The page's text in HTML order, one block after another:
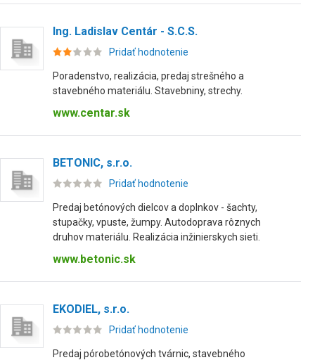
Ing. Ladislav Centár - S.C.S.
Pridať hodnotenie
Poradenstvo, realizácia, predaj strešného a
stavebného materiálu. Stavebniny, strechy.
www.centar.sk
BETONIC, s.r.o.
Pridať hodnotenie
Predaj betónových dielcov a doplnkov - šachty,
stupačky, vpuste, žumpy. Autodoprava rôznych
druhov materiálu. Realizácia inžinierskych sieti.
www.betonic.sk
EKODIEL, s.r.o.
Pridať hodnotenie
Predaj pórobetónových tvárnic, stavebného